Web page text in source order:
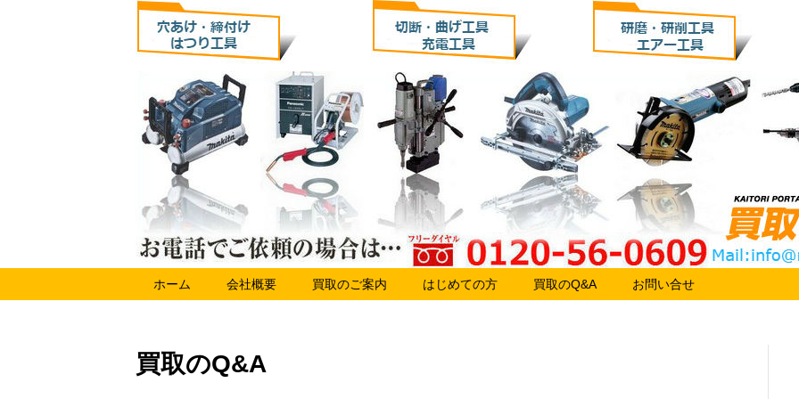
ホーム 会社概要 買取のご案内 はじめての方 買取のQ&A お問い合せ
買取のQ&A